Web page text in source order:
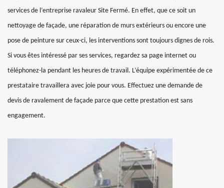
services de l’entreprise ravaleur Site Fermé. En effet, que ce soit un
nettoyage de façade, une réparation de murs extérieurs ou encore une
pose de peinture sur ceux-ci, les interventions sont toujours dignes de rois.
Si vous êtes intéressé par ses services, regardez sa page internet ou
téléphonez-la pendant les heures de travail. L’équipe expérimentée de ce
prestataire travaillera avec joie pour vous. Effectuez une demande de
devis de ravalement de façade parce que cette prestation est sans
engagement.